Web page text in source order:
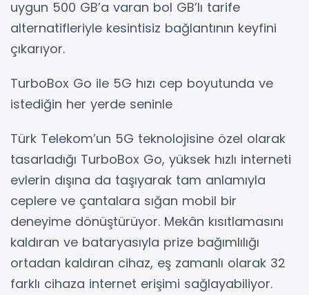
uygun 500 GB’a varan bol GB’lı tarife
alternatifleriyle kesintisiz bağlantının keyfini
çıkarıyor.
TurboBox Go ile 5G hızı cep boyutunda ve
istediğin her yerde seninle
Türk Telekom’un 5G teknolojisine özel olarak
tasarladığı TurboBox Go, yüksek hızlı interneti
evlerin dışına da taşıyarak tam anlamıyla
ceplere ve çantalara sığan mobil bir
deneyime dönüştürüyor. Mekân kısıtlamasını
kaldıran ve bataryasıyla prize bağımlılığı
ortadan kaldıran cihaz, eş zamanlı olarak 32
farklı cihaza internet erişimi sağlayabiliyor.